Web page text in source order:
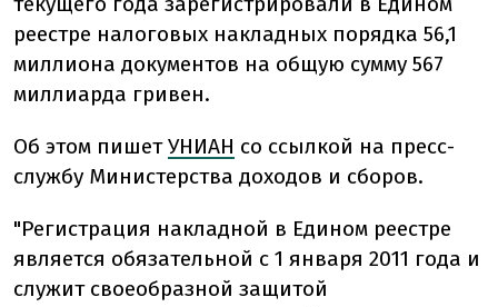
реестре налоговых накладных порядка 56,1
миллиона документов на общую сумму 567
миллиарда гривен.
Об этом пишетУНИАН со ссылкой на пресс-
службу Министерства доходов и сборов.
"Регистрация накладной в Едином реестре
является обязательной с 1 января 2011 года и
служит своеобразной защитой